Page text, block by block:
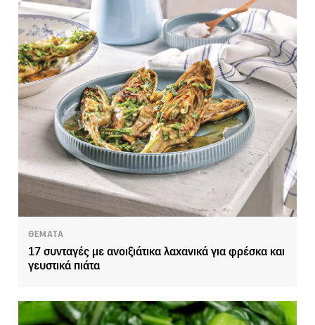
ΘΕΜΑΤΑ
17 συνταγές με ανοιξιάτικα λαχανικά για φρέσκα και
γευστικά πιάτα